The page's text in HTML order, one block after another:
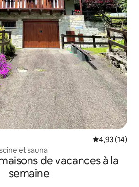
Évaluation
4,93 (14)
et sauna
de vacances à la
semaine